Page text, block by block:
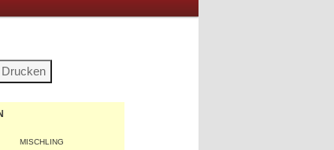
MISCHLING